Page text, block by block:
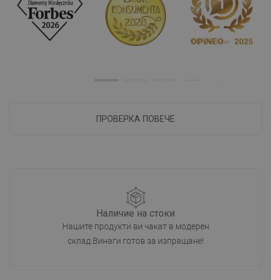
ПРОВЕРКА ПОВЕЧЕ
Наличие на стоки
Нашите продукти ви чакат в модерен
склад.Винаги готов за изпращане!